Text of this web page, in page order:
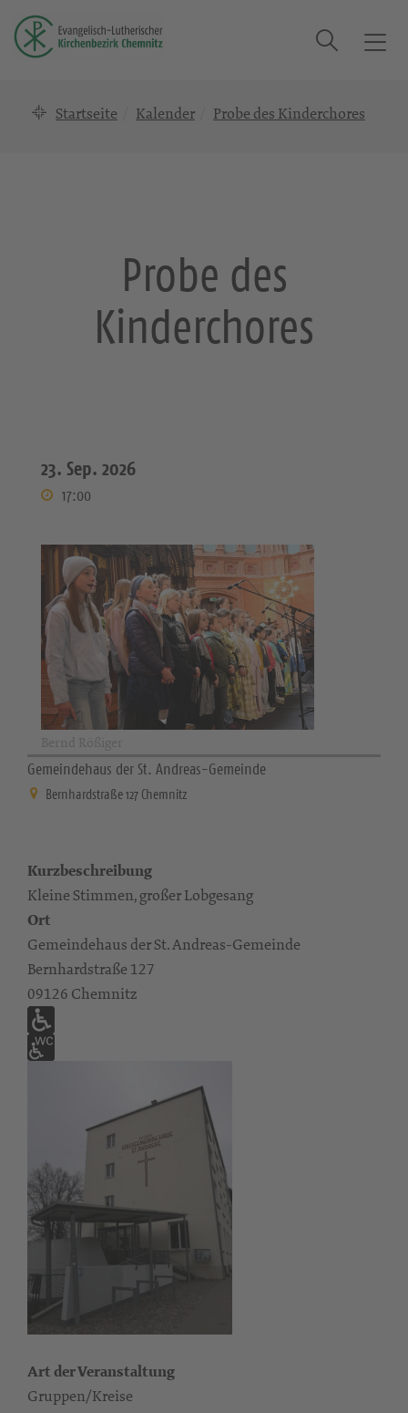
T
Suche
Startseite Kalender Probe des Kinderchores
Probe des
Kinderchores
23. Sep. 2026
17:00
Gemeindehaus der St. Andreas-Gemeinde
Bernhardstraße 127 Chemnitz
Kurzbeschreibung
Kleine Stimmen, großer Lobgesang
Ort
Gemeindehaus der St. Andreas-Gemeinde
Bernhardstraße 127
09126 Chemnitz
Art der Veranstaltung
Gruppen/Kreise